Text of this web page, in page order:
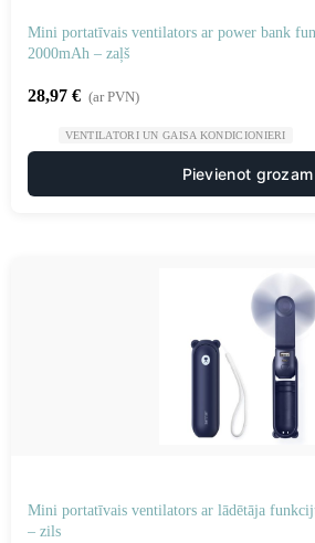
Mini portatīvais ventilators ar power bank
2000mAh – zaļš
28,97 € (ar PVN)
VENTILATORI UN GAISA KONDICIONIERI
Pievienot grozam
Mini portatīvais ventilators ar lādētāja
– zils